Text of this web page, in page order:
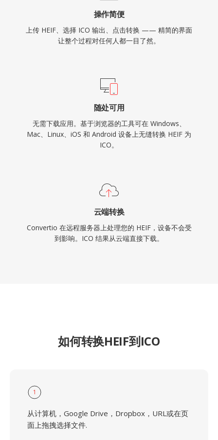
操作简便
上传 HEIF、选择 ICO 输出、点击转换 —— 精简的界面
让整个过程对任何人都一目了然。
随处可用
无需下载应用。基于浏览器的工具可在 Windows、
Mac、Linux、iOS 和 Android 设备上无缝转换 HEIF 为
ICO。
云端转换
Convertio 在远程服务器上处理您的 HEIF，设备不会受
到影响。ICO 结果从云端直接下载。
如何转换HEIF到ICO
1
从计算机，Google Drive，Dropbox，URL或在页
面上拖拽选择文件.